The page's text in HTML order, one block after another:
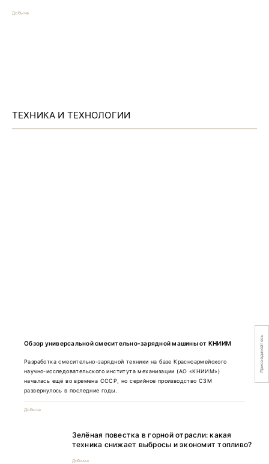
Добыча
ТЕХНИКА И ТЕХНОЛОГИИ
Обзор универсальной смесительно-зарядной машины от КНИИМ
Разработка смесительно-зарядной техники на базе Красноармейского
научно-исследовательского института механизации (АО «КНИИМ»)
началась ещё во времена СССР, но серийное производство СЗМ
развернулось в последние годы.
Добыча
Зелёная повестка в горной отрасли: какая
техника снижает выбросы и экономит топливо?
Добыча
Присоединяйтесь